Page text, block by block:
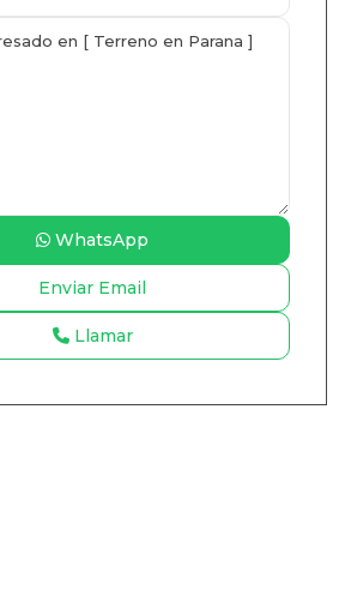
WhatsApp
Llamar